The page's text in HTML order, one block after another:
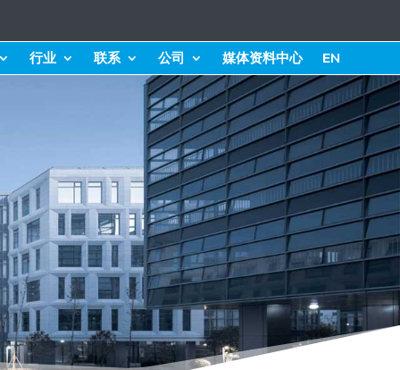
行业 联系 公司 媒体资料中心 EN